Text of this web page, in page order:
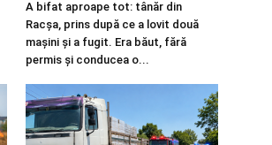
A bifat aproape tot: tânăr din
Racșa, prins după ce a lovit două
mașini și a fugit. Era băut, fără
permis și conducea o...